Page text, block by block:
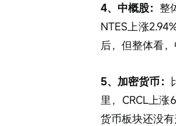
4、中概股： 整
NTES上涨
后，但整体看
5、加密货币：
里，CRCL上
货币板块还没有